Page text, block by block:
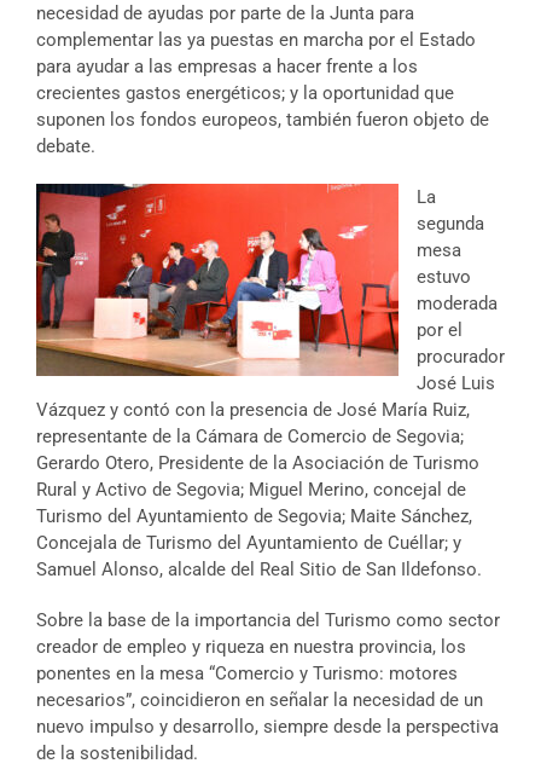
necesidad de ayudas por parte de la Junta para
complementar las ya puestas en marcha por el Estado
para ayudar a las empresas a hacer frente a los
crecientes gastos energéticos; y la oportunidad que
suponen los fondos europeos, también fueron objeto de
debate.
La
segunda
mesa
estuvo
moderada
por el
procurador
José Luis
Vázquez y contó con la presencia de José María Ruiz,
representante de la Cámara de Comercio de Segovia;
Gerardo Otero, Presidente de la Asociación de Turismo
Rural y Activo de Segovia; Miguel Merino, concejal de
Turismo del Ayuntamiento de Segovia; Maite Sánchez,
Concejala de Turismo del Ayuntamiento de Cuéllar; y
Samuel Alonso, alcalde del Real Sitio de San Ildefonso.
Sobre la base de la importancia del Turismo como sector
creador de empleo y riqueza en nuestra provincia, los
ponentes en la mesa “Comercio y Turismo: motores
necesarios”, coincidieron en señalar la necesidad de un
nuevo impulso y desarrollo, siempre desde la perspectiva
de la sostenibilidad.